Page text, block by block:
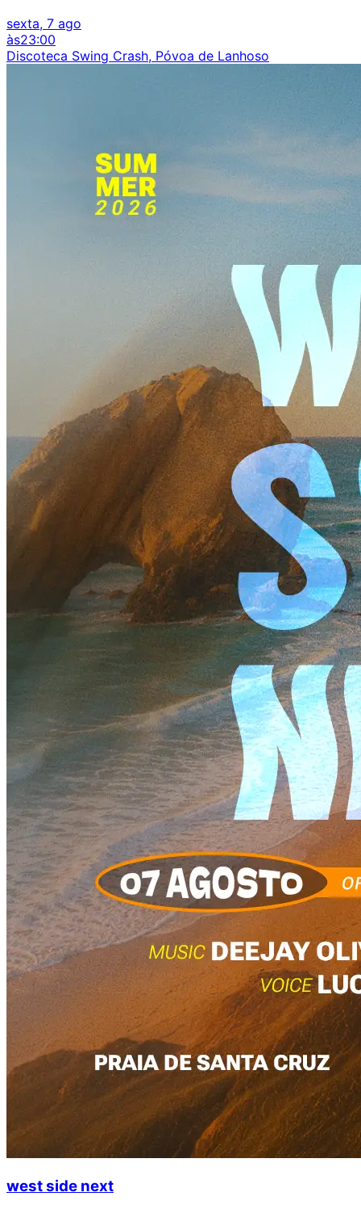
sexta, 7 ago
às23:00
Discoteca Swing Crash, Póvoa de Lanhoso
west side next